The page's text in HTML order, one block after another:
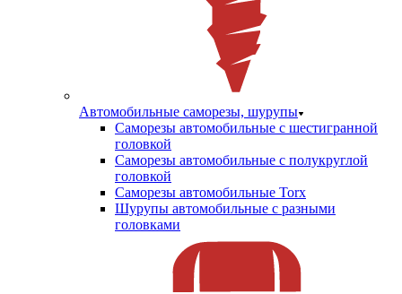
Автомобильные саморезы, шурупы
Саморезы автомобильные с шестигранной
головкой
Саморезы автомобильные с полукруглой
головкой
Саморезы автомобильные Torx
Шурупы автомобильные с разными
головками